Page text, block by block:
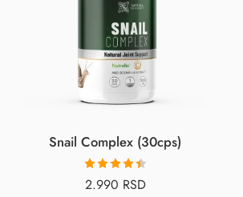
Snail Complex (30cps)
Оцењено
2.990 RSD